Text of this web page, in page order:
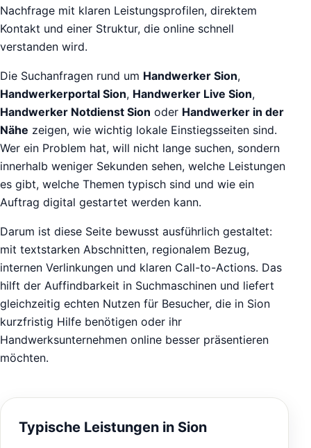
Nachfrage mit klaren Leistungsprofilen, direktem
Kontakt und einer Struktur, die online schnell
verstanden wird.
Die Suchanfragen rund um Handwerker Sion,
Handwerkerportal Sion, Handwerker Live Sion,
Handwerker Notdienst Sion oder Handwerker in der
Nähe zeigen, wie wichtig lokale Einstiegsseiten sind.
Wer ein Problem hat, will nicht lange suchen, sondern
innerhalb weniger Sekunden sehen, welche Leistungen
es gibt, welche Themen typisch sind und wie ein
Auftrag digital gestartet werden kann.
Darum ist diese Seite bewusst ausführlich gestaltet:
mit textstarken Abschnitten, regionalem Bezug,
internen Verlinkungen und klaren Call-to-Actions. Das
hilft der Auffindbarkeit in Suchmaschinen und liefert
gleichzeitig echten Nutzen für Besucher, die in Sion
kurzfristig Hilfe benötigen oder ihr
Handwerksunternehmen online besser präsentieren
möchten.
Typische Leistungen in Sion